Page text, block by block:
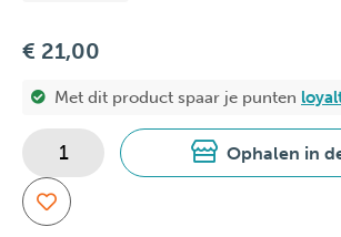
€ 21,00
Met dit product spaar je punten
Ophalen in